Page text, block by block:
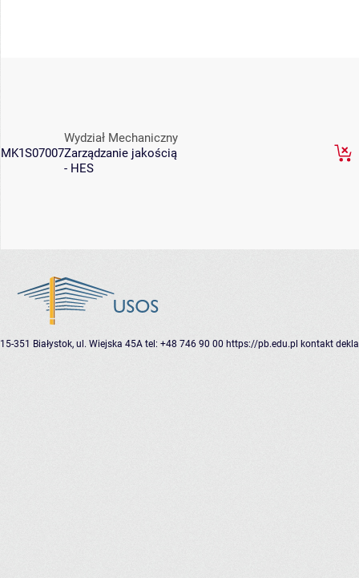
MK1S07007
Wydział Mechaniczny
Zarządzanie jakością
- HES
15-351 Białystok, ul. Wiejska 45A tel: +48 746 90 00 https://pb.edu.pl kontakt